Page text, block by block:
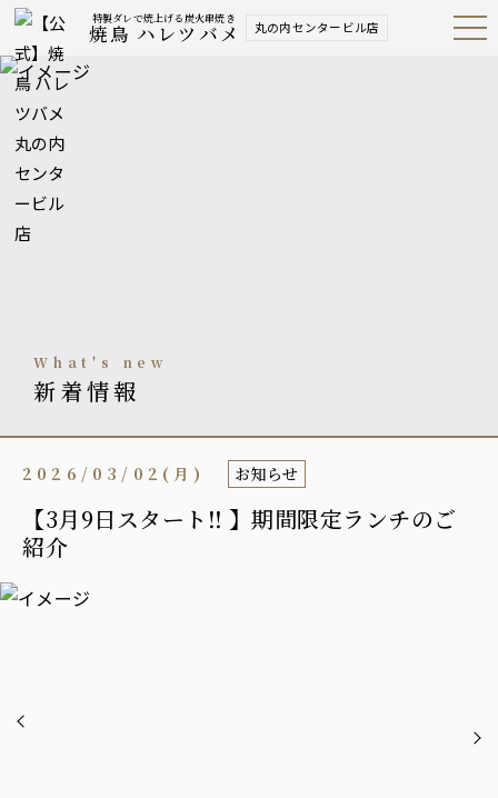
特製ダレで焼上げる炭火串焼き
焼鳥 ハレツバメ 丸の内センタービル店 Open
Navig
what's new
新着情報
【3月9日スタート‼︎ 】期間限定ランチのご
紹介
2026/03/02(月) お知らせ